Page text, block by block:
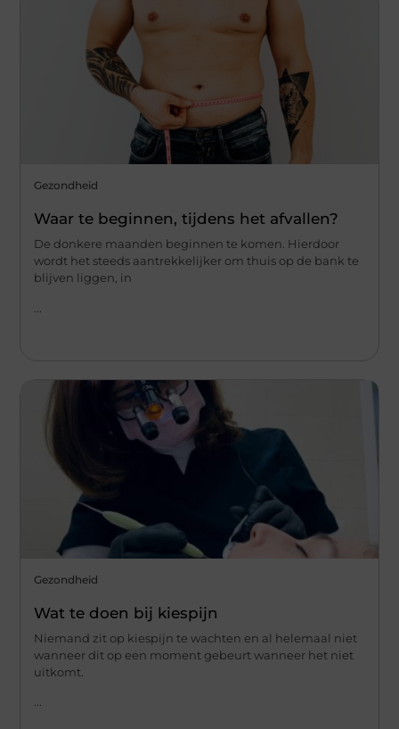
Gezondheid
Waar te beginnen, tijdens het afvallen?
De donkere maanden beginnen te komen. Hierdoor
wordt het steeds aantrekkelijker om thuis op de bank te
blijven liggen, in
Gezondheid
Wat te doen bij kiespijn
Niemand zit op kiespijn te wachten en al helemaal niet
wanneer dit op een moment gebeurt wanneer het niet
uitkomt.